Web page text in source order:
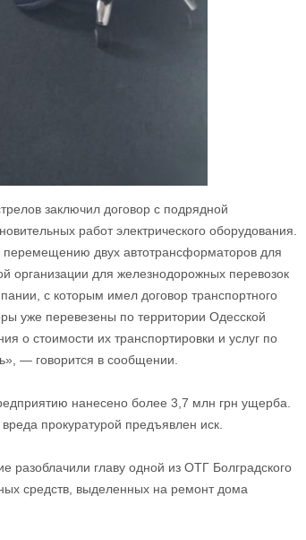
заключил договор с подрядной
работ электрического оборудования.
двух автотрансформаторов для
организации для железнодорожных перевозок
с которым имел договор транспортного
уже перевезены по территории Одесской
о стоимости их транспортировки и услуг по
— говорится в сообщении.
нанесено более 3,7 млн ​​грн ущерба.
прокуратурой предъявлен иск.
разоблачили главу одной из ОТГ Болградского
средств, выделенных на ремонт дома